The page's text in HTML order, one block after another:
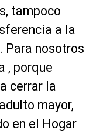
tampoco
a la
Para nosotros
, porque
cerrar la
mayor,
en el Hogar